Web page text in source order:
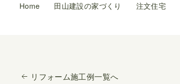
Home 田山建設の家づくり 注文住宅
リフォーム施工例一覧へ